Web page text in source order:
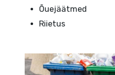
Õuejäätmed
Riietus